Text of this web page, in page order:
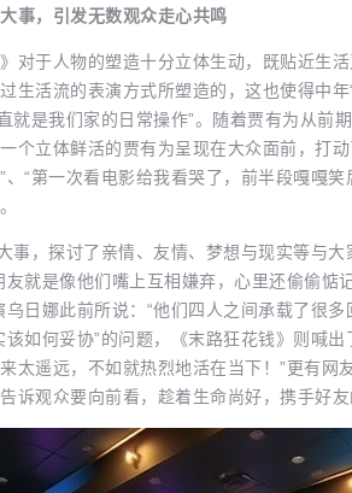
事，引发无数观众走心共鸣
于人物的塑造十分立体生动，既贴近生活
生活流的表演方式所塑造的，这也使得中
就是我们家的日常操作”。随着贾有为从前
个立体鲜活的贾有为呈现在大众面前，打
、“第一次看电影给我看哭了，前半段嘎嘎
，探讨了亲情、友情、梦想与现实等与大
友就是像他们嘴上互相嫌弃，心里还偷偷惦
乌日娜此前所说：“他们四人之间承载了很
该如何妥协”的问题，《末路狂花钱》则喊
太遥远，不如就热烈地活在当下！”更有网
诉观众要向前看，趁着生命尚好，携手好